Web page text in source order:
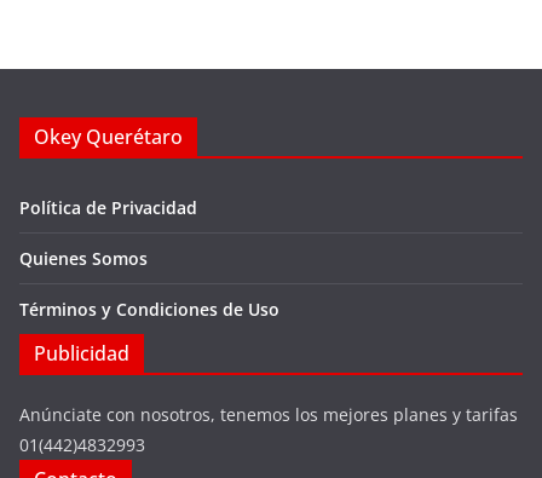
Okey Querétaro
Política de Privacidad
Quienes Somos
Términos y Condiciones de Uso
Publicidad
Anúnciate con nosotros, tenemos los mejores planes y tarifas
01(442)4832993